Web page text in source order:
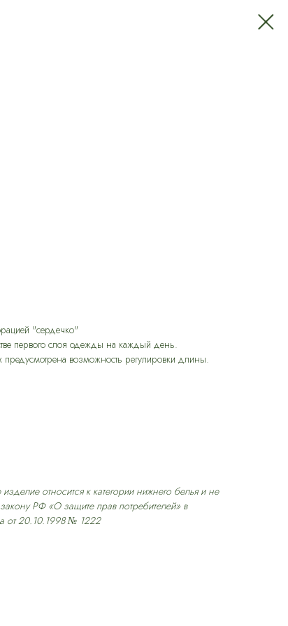
"сердечко"
первого слоя одежды на каждый день.
предусмотрена возможность регулировки длины.
относится к категории нижнего белья и не
РФ «О защите прав потребителей» в
от 20.10.1998 № 1222